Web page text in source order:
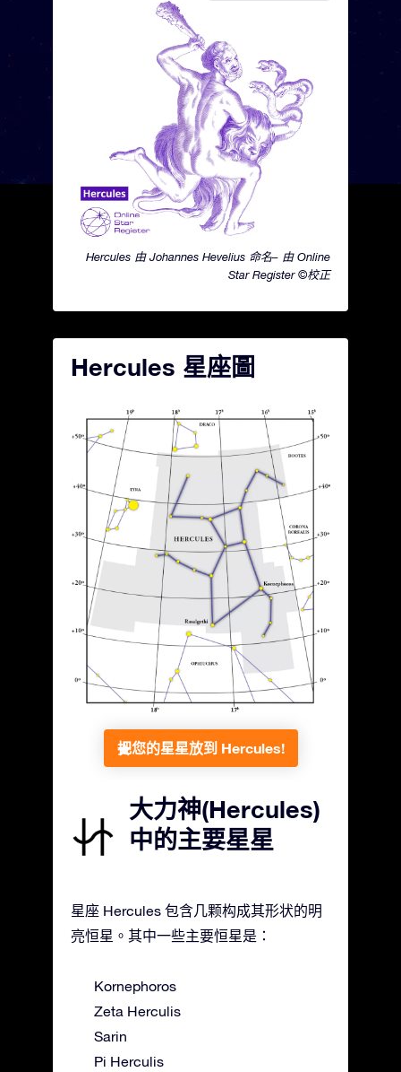
Hercules 由 Johannes Hevelius 命名– 由 Online
Star Register ©校正
Hercules 星座圖
把您的星星放到 Hercules!
大力神(Hercules)
中的主要星星
星座 Hercules 包含几颗构成其形状的明
亮恒星。其中一些主要恒星是：
Kornephoros
Zeta Herculis
Sarin
Pi Herculis